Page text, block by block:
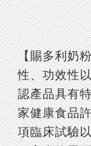
【賜多利奶
性、功效性
認產品具有
家健康食品
項臨床試驗